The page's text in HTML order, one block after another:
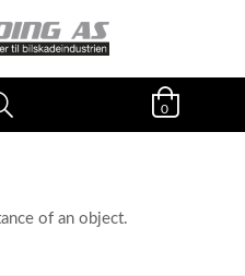
0
of an object.